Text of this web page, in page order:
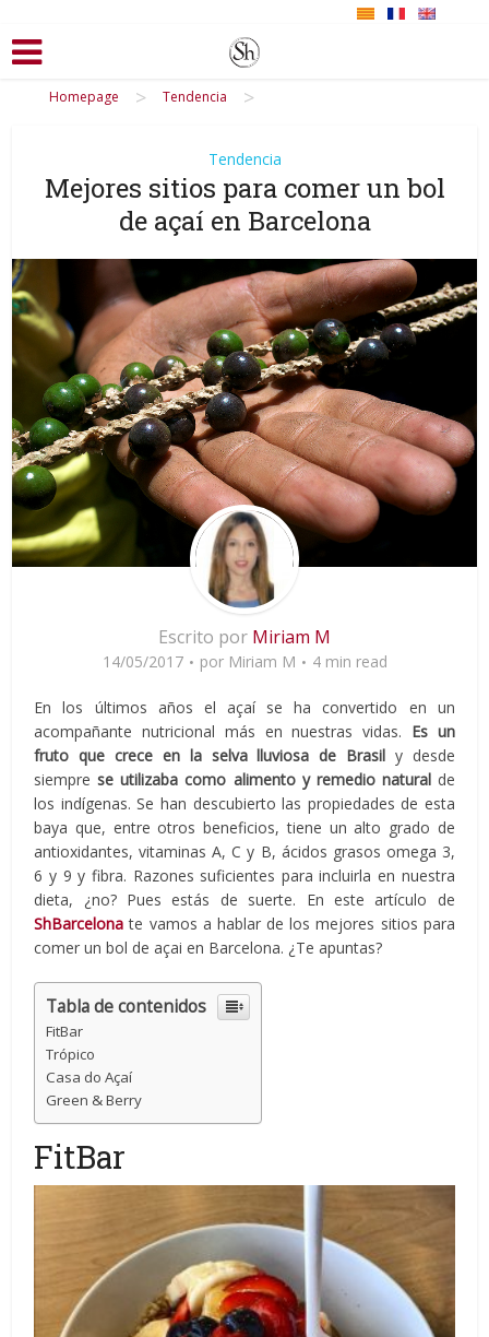
Homepage > Tendencia >
Tendencia
Mejores sitios para comer un bol
de açaí en Barcelona
Escrito por Miriam M
14/05/2017 por Miriam M 4 min read
En los últimos años el açaí se ha convertido en un
acompañante nutricional más en nuestras vidas. Es un
fruto que crece en la selva lluviosa de Brasil y desde
siemprese utilizaba como alimento y remedio naturalde
los indígenas. Se han descubierto las propiedades de esta
baya que, entre otros beneficios, tiene un alto grado de
antioxidantes, vitaminas A, C y B, ácidos grasos omega 3,
6 y 9 y fibra. Razones suficientes para incluirla en nuestra
dieta, ¿no? Pues estás de suerte. En este artículo de
ShBarcelona te vamos a hablar de los mejores sitios para
comer un bol de açai en Barcelona. ¿Te apuntas?
Tabla de contenidos
FitBar
Trópico
Casa do Açaí
Green & Berry
FitBar